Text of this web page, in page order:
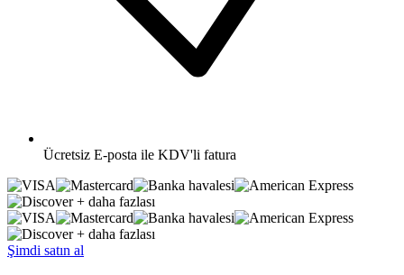
Ücretsiz E-posta ile KDV'li fatura
+ daha fazlası
+ daha fazlası
Şimdi satın al